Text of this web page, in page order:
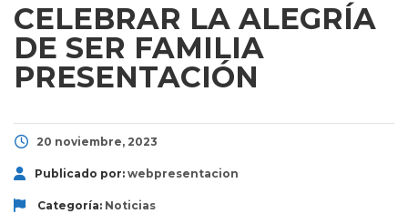
CELEBRAR LA ALEGRÍA
DE SER FAMILIA
PRESENTACIÓN
20 noviembre, 2023
Publicado por: webpresentacion
Categoría: Noticias